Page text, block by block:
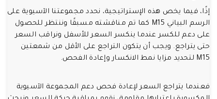
إذًا، فيما يخص هذه الإستراتيجية، نحدد مجموعتنا الآسيوية على
الرسم البياني M15 كما تم مناقشته مسبقًا وننتظر للحصول
على دعم للكسر عندما ينكسر السعر للأسفل ونراقب السعر
حتى يتراجع. ويجب أن يتكون التراجع على الأقل من شمعتين
M15 لتحديد مزايا نمط الانكسار وإعادة الفحص.
فعندما يتراجع السعر لإعادة فحص دعم المجموعة الآسيوية